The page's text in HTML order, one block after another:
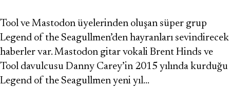
Tool ve Mastodon üyelerinden oluşan süper grup
Legend of the Seagullmen’den hayranları sevindirecek
haberler var. Mastodon gitar vokali Brent Hinds ve
Tool davulcusu Danny Carey’in 2015 yılında kurduğu
Legend of the Seagullmen yeni yıl…